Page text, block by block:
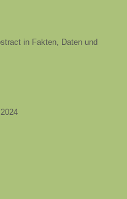
in Fakten, Daten und